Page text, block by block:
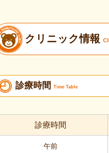
クリニック情報
診療時間 Time Table
診療時間
午前